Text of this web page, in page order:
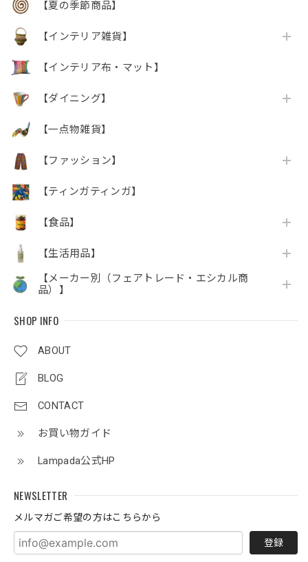
【夏の季節商品】
【インテリア雑貨】
【インテリア布・マット】
【ダイニング】
【一点物雑貨】
【ファッション】
【ティンガティンガ】
【食品】
【生活用品】
【メーカー別（フェアトレード・エシカル商
品）】
SHOP INFO
ABOUT
BLOG
CONTACT
お買い物ガイド
Lampada公式HP
NEWSLETTER
メルマガご希望の方はこちらから
登録